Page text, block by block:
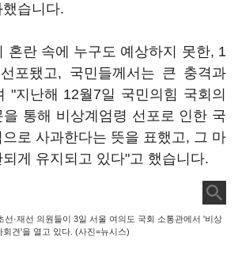
습니다.
혼란 속에 누구도 예상하지 못한, 1
포됐고, 국민들께서는 큰 충격과
"지난해 12월7일 국민의힘 국회의
통해 비상계엄령 선포로 인한 국
로 사과한다는 뜻을 표했고, 그 마
게 유지되고 있다"고 했습니다.
선·재선 의원들이 3일 서울 여의도 국회 소통관에서 '비상
견'을 열고 있다. (사진=뉴시스)